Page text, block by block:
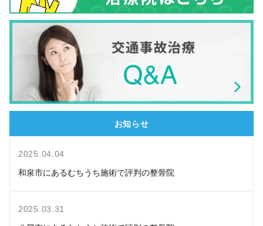
お知らせ
2025.04.04
和泉市にあるむちうち施術で評判の整骨院
2025.03.31